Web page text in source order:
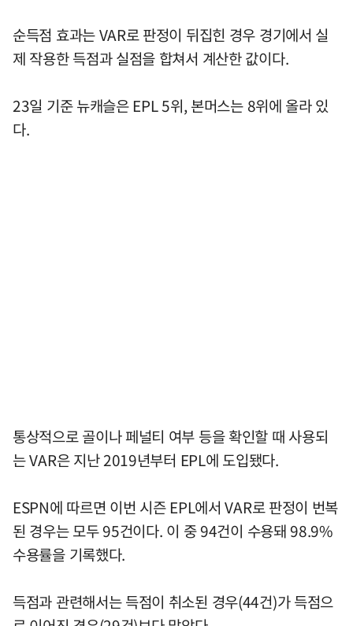
순득점 효과는 VAR로 판정이 뒤집힌 경우 경기에서 실
제 작용한 득점과 실점을 합쳐서 계산한 값이다.
23일 기준 뉴캐슬은 EPL 5위, 본머스는 8위에 올라 있
다.
통상적으로 골이나 페널티 여부 등을 확인할 때 사용되
는 VAR은 지난 2019년부터 EPL에 도입됐다.
ESPN에 따르면 이번 시즌 EPL에서 VAR로 판정이 번복
된 경우는 모두 95건이다. 이 중 94건이 수용돼 98.9%
수용률을 기록했다.
득점과 관련해서는 득점이 취소된 경우(44건)가 득점으